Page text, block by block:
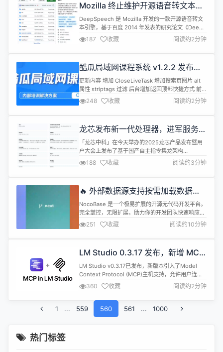
体，对接自有数据，自动执行操作 ... ...
Mozilla 终止维护开源语音转文本引
擎项目「DeepSpeech」
DeepSpeech 是 Mozilla 开发的一款开源语音转文
本引擎，基于百度 2014 年发表的研究论文《Deep
Speech: Scaling up end-to-end speech
recognition》所提出的端到端语音识别方法开发。
从DeepSpeech 的仓库动态来看，Mozilla 已于上
187 收藏 阅读约2分钟
酷瓜局域网课程系统 v1.2.2 发布，
内部培训解决方案
更新内容 增加 CloseLiveTask 增加搜索页图片 alt
属性 striptags 过滤 后台增加返回顶部快捷方式 前
台 fixbar 增加联系电话 优化安装脚本 优化转码任务
优化 ThrottleLimit 和 LoginLimit 优化课时列表直
播提示 优化最后学习课时获取 优化后台返回链接 修
...
248 收藏 阅读约2分钟
龙芯发布新一代处理器，进军服务器
和 AI 处理器市场​​​​​​​
「龙芯中科」在今天举办的2025龙芯产品发布暨用
户大会上发布了基于国产自主指令集龙架构
（LoongArchTM）研发的服务器处理器龙芯
3C6000系列芯片、工控领域及移动终端处理器龙芯
2K3000/3B6000M芯片，以及相关整机和解决方
系统龙架构，于2024年上半年流片成功。3C6000
单硅片16核32...
188 收藏 阅读约3分钟
🔥 外部数据源支持按需加载数据
表：开源无代码 / 低代码平台
NocoBase
NocoBase 是一个极易扩展的开源无代码开发平台。
完全掌控，无限扩展，助力你的开发团队快速响应变
化，显著降低成本，不必投入几年时间和数百万资金
研发，只需要花几分钟部署 NocoBase。
NocoBase 中文官网 官方文档 在线 Demo
main ，next和 develop。 main ：截止目...
251 收藏 阅读约10分钟
LM Studio 0.3.17 发布，新增 MCP
主机支持
LM Studio v0.3.17已发布，新版本引入了Model
Context Protocol (MCP)主机支持，允许用户连接
MCP服务器并与本地模型协同使用，同时强调了安全
风险和工具调用确认机制。 LM Studio支持本地和远
程MCP服务器，用户可以通过编辑应用的mcp.json
文件或通过新的“添加到LM Studio”按钮添加MCP。
LM Stu...
360 收藏 阅读约2分钟
1 ... 559 560 561 ... 1000
热门标签